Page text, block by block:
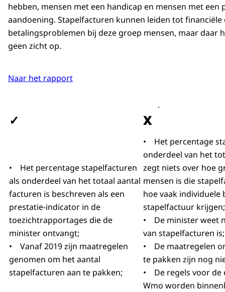
hebben, mensen met een handicap en mensen met een
aandoening. Stapelfacturen kunnen leiden tot financiële
betalingsproblemen bij deze groep mensen, maar daar
geen zicht op.
Naar het rapport
.
✓ X
• Het percentage stapelfacturen
als onderdeel van het totaal aantal
facturen is beschreven als een
prestatie-indicator in de
toezichtrapportages die de
minister ontvangt;
• Vanaf 2019 zijn maatregelen
genomen om het aantal
stapelfacturen aan te pakken;
• Het percentage
onderdeel van het
zegt niets over hoe
mensen is die
hoe vaak individuele
stapelfactuur krijgen;
• De minister weet
van stapelfacturen
• De maatregelen
te pakken zijn nog
• De regels voor de
Wmo worden